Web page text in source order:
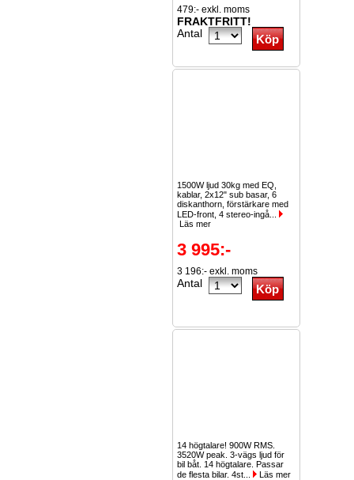
479:- exkl. moms
FRAKTFRITT!
Antal
1500W ljud 30kg med EQ,
kablar, 2x12" sub basar, 6
diskanthorn, förstärkare med
LED-front, 4 stereo-ingå...
Läs mer
3 995:-
3 196:- exkl. moms
Antal
14 högtalare! 900W RMS.
3520W peak. 3-vägs ljud för
bil båt. 14 högtalare. Passar
de flesta bilar. 4st...
Läs mer